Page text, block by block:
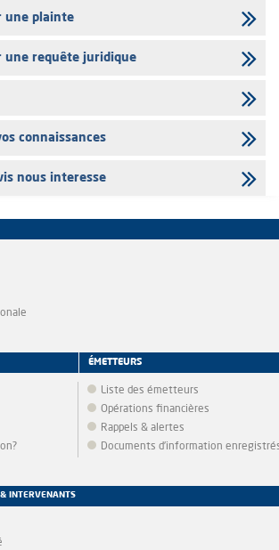
une plainte
une requête juridique
connaissances
nous interesse
ÉMETTEURS
Liste des émetteurs
Opérations financières
Rappels & alertes
Documents d’information
INTERVENANTS